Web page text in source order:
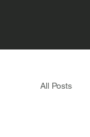
All Posts